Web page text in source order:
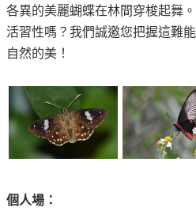
各異的美麗蝴蝶在林間穿梭起舞
活習性嗎？我們誠邀您把握這難
自然的美！
個人場：